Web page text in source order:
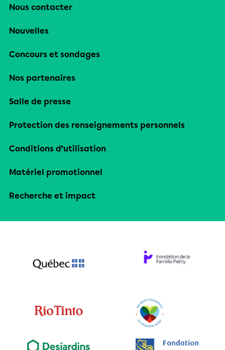
Nous contacter
Nouvelles
Concours et sondages
Nos partenaires
Salle de presse
Protection des renseignements personnels
Conditions d’utilisation
Matériel promotionnel
Recherche et impact